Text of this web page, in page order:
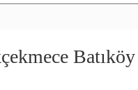
Batıköy